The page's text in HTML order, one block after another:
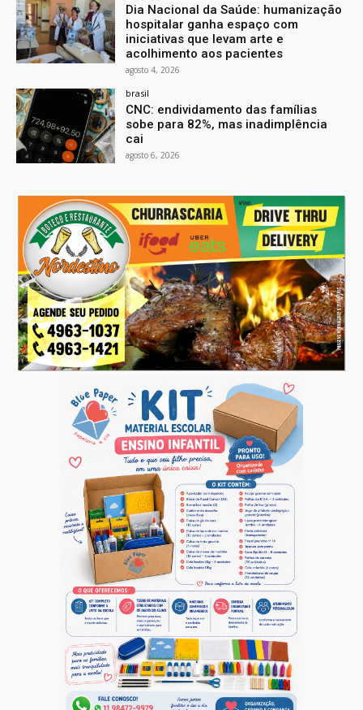
Dia Nacional da Saúde: humanização
hospitalar ganha espaço com
iniciativas que levam arte e
acolhimento aos pacientes
agosto 4, 2026
brasil
CNC: endividamento das famílias
sobe para 82%, mas inadimplência
cai
agosto 6, 2026